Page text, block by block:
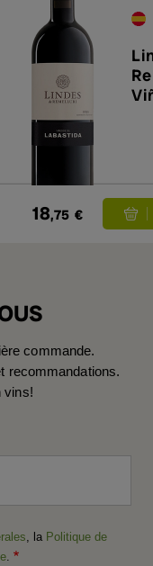
18,75 €
commande.
recommandations.
vins!
, la Politique de